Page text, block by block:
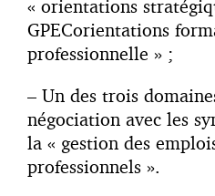
« orientations
GPECorientations
professionnelle » ;
– Un des trois
négociation avec les
la « gestion des
professionnels ».